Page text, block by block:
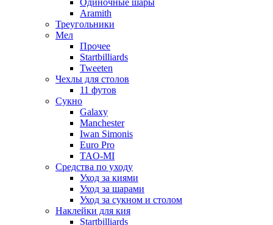
Одиночные шары
Aramith
Треугольники
Мел
Прочее
Startbilliards
Tweeten
Чехлы для столов
11 футов
Сукно
Galaxy
Manchester
Iwan Simonis
Euro Pro
TAO-MI
Средства по уходу
Уход за киями
Уход за шарами
Уход за сукном и столом
Наклейки для кия
Startbilliards